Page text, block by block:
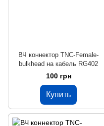
ВЧ коннектор TNC-Female-
bulkhead на кабель RG402
100 грн
Купить